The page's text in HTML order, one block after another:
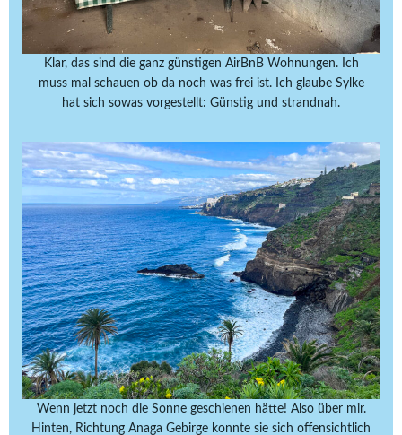
Klar, das sind die ganz günstigen AirBnB Wohnungen. Ich
muss mal schauen ob da noch was frei ist. Ich glaube Sylke
hat sich sowas vorgestellt: Günstig und strandnah.
Wenn jetzt noch die Sonne geschienen hätte! Also über mir.
Hinten, Richtung Anaga Gebirge konnte sie sich offensichtlich